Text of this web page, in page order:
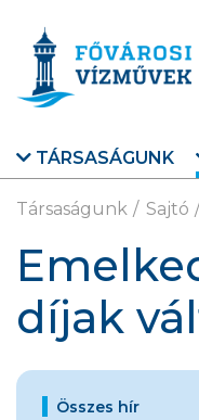
TÁRSASÁGUNK
Társaságunk Sajtó
díjak
Összes hír